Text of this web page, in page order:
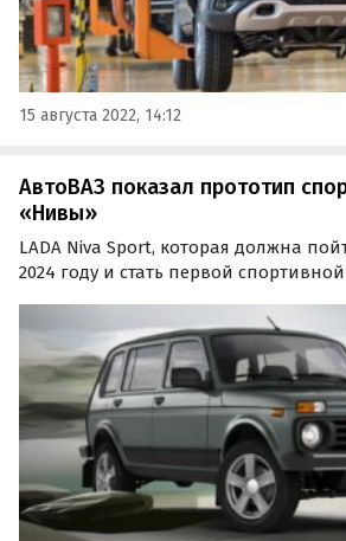
15 августа 2022, 14:12
АвтоВАЗ показал прототип
«Нивы»
LADA Niva Sport, которая должна
2024 году и стать первой
протестировал президент